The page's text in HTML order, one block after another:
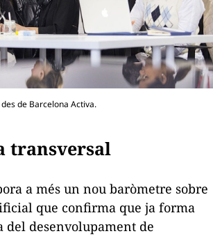
de Barcelona Activa.
transversal
a més un nou baròmetre sobre
que confirma que ja forma
del desenvolupament de